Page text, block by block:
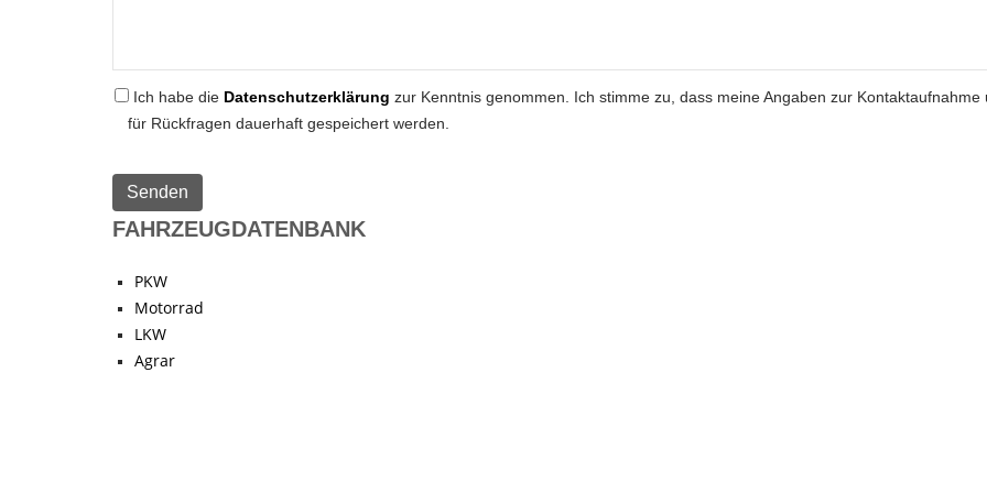
Ich habe die Datenschutzerklärung zur Kenntnis genommen. Ich stimme zu, dass meine Angaben zur Kontaktaufnahme
für Rückfragen dauerhaft gespeichert werden.
FAHRZEUGDATENBANK
PKW
Motorrad
LKW
Agrar